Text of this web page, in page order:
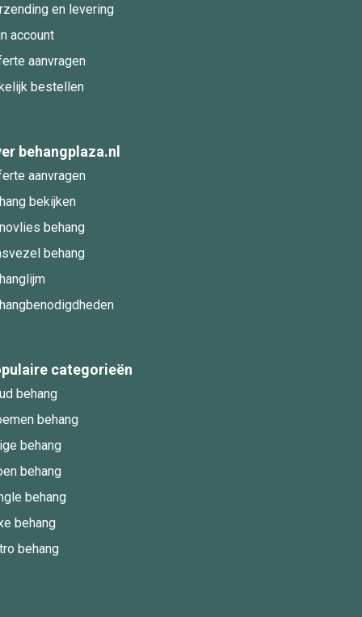
en levering
account
aanvragen
bestellen
behangplaza.nl
aanvragen
bekijken
behang
behang
categorieën
behang
behang
behang
behang
behang
behang
behang